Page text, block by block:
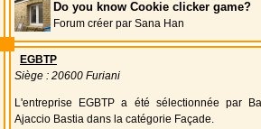
Do you know Cookie clicker game?
Forum créer par Sana Han
EGBTP
Siège : 20600 Furiani
L'entreprise EGBTP a été sélectionnée par
Ajaccio Bastia dans la catégorie Façade.